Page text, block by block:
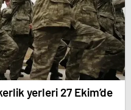
yerleri 27 Ekim’de